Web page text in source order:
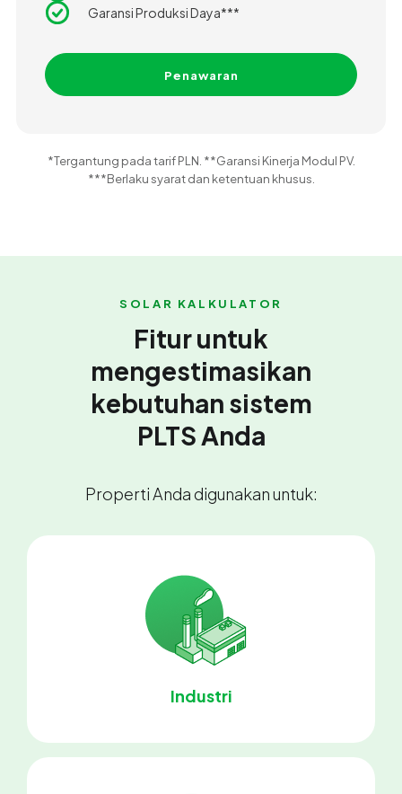
Garansi Produksi Daya***
Penawaran
*Tergantung pada tarif PLN. **Garansi Kinerja Modul PV.
***Berlaku syarat dan ketentuan khusus.
SOLAR KALKULATOR
Fitur untuk
mengestimasikan
kebutuhan sistem
PLTS Anda
Properti Anda digunakan untuk:
Industri